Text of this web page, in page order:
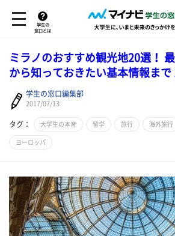
学生の
窓口とは
ミラノのおすすめ観光地20選！
から知っておきたい基本情報まで
学生の窓口編集部
2017/07/13
タグ： 大学生の本音 留学 旅行 海外旅行
ヨーロッパ